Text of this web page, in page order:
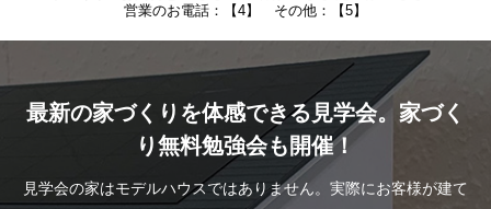
営業のお電話：【4】 その他：【5】
最新の家づくりを体感できる見学会。家づく
り無料勉強会も開催！
見学会の家はモデルハウスではありません。実際にお客様が建て